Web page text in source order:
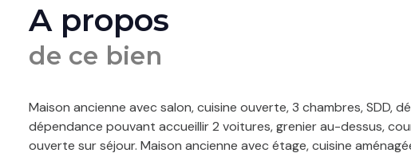
A propos
de ce bien
Maison ancienne avec salon, cuisine ouverte, 3 chambres, SDD,
dépendance pouvant accueillir 2 voitures, grenier au-dessus,
ouverte sur séjour. Maison ancienne avec étage, cuisine